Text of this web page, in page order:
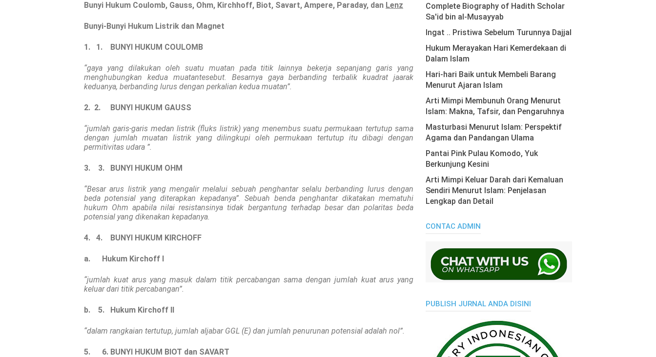
Bunyi Hukum Coulomb, Gauss, Ohm, Kirchhoff, Biot, Savart, Ampere, Paraday, dan Lenz
Bunyi-Bunyi Hukum Listrik dan Magnet
1. 1. BUNYI HUKUM COULOMB
“gaya yang dilakukan oleh suatu muatan pada titik lainnya bekerja sepanjang garis yang
menghubungkan kedua muatantesebut. Besarnya gaya berbanding terbalik kuadrat jaarak
keduanya, berbanding lurus dengan perkalian kedua muatan”.
2. 2. BUNYI HUKUM GAUSS
“jumlah garis-garis medan listrik (fluks listrik) yang menembus suatu permukaan tertutup sama
dengan jumlah muatan listrik yang dilingkupi oleh permukaan tertutup itu dibagi dengan
permitivitas udara ”.
3. 3. BUNYI HUKUM OHM
“Besar arus listrik yang mengalir melalui sebuah penghantar selalu berbanding lurus dengan
beda potensial yang diterapkan kepadanya”. Sebuah benda penghantar dikatakan mematuhi
hukum Ohm apabila nilai resistansinya tidak bergantung terhadap besar dan polaritas beda
potensial yang dikenakan kepadanya.
4. 4. BUNYI HUKUM KIRCHOFF
a. Hukum Kirchoff I
“jumlah kuat arus yang masuk dalam titik percabangan sama dengan jumlah kuat arus yang
keluar dari titik percabangan”.
b. 5. Hukum Kirchoff II
“dalam rangkaian tertutup, jumlah aljabar GGL (E) dan jumlah penurunan potensial adalah nol”.
5. 6. BUNYI HUKUM BIOT dan SAVART
Complete Biography of Hadith Scholar
Sa'id bin al-Musayyab
Ingat .. Pristiwa Sebelum Turunnya Dajjal
Hukum Merayakan Hari Kemerdekaan di
Dalam Islam
Hari-hari Baik untuk Membeli Barang
Menurut Ajaran Islam
Arti Mimpi Membunuh Orang Menurut
Islam: Makna, Tafsir, dan Pengaruhnya
Masturbasi Menurut Islam: Perspektif
Agama dan Pandangan Ulama
Pantai Pink Pulau Komodo, Yuk
Berkunjung Kesini
Arti Mimpi Keluar Darah dari Kemaluan
Sendiri Menurut Islam: Penjelasan
Lengkap dan Detail
CONTAC ADMIN
PUBLISH JURNAL ANDA DISINI